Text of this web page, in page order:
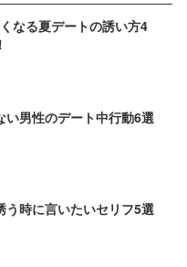
なる夏デートの誘い方4
い男性のデート中行動6選
う時に言いたいセリフ5選